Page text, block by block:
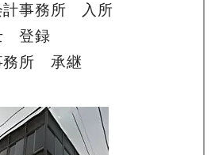
事務所 入所
登録
所 承継